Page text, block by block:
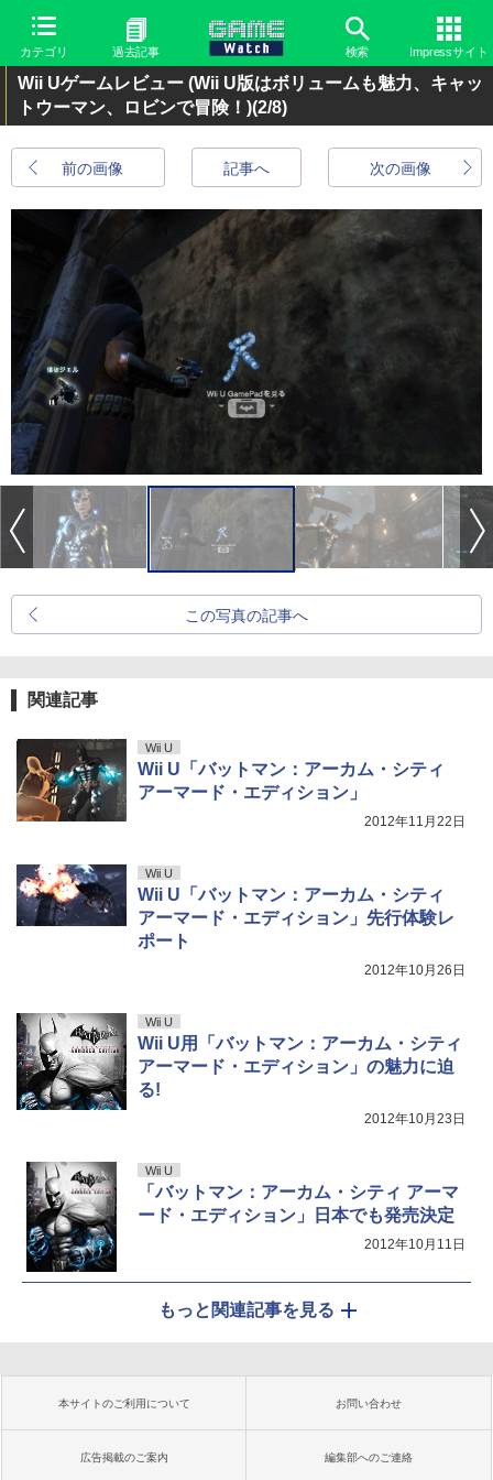
カテゴリ 過去記事 検索 Impressサイト
Wii Uゲームレビュー (Wii U版はボリュームも魅力、キャッ
トウーマン、ロビンで冒険！)(2/8)
前の画像 次の画像
記事へ
この写真の記事へ
関連記事
Wii U
Wii U「バットマン：アーカム・シティ
アーマード・エディション」
2012年11月22日
Wii U
Wii U「バットマン：アーカム・シティ
アーマード・エディション」先行体験レ
ポート
2012年10月26日
Wii U
Wii U用「バットマン：アーカム・シティ
アーマード・エディション」の魅力に迫
る!
2012年10月23日
Wii U
「バットマン：アーカム・シティ アーマ
ード・エディション」日本でも発売決定
2012年10月11日
もっと関連記事を見る
本サイトのご利用について お問い合わせ
広告掲載のご案内 編集部へのご連絡